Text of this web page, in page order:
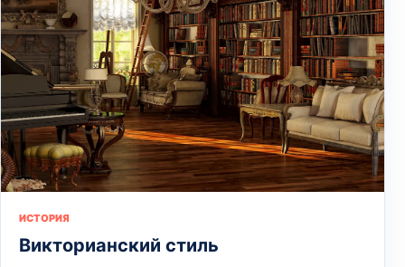
ИСТОРИЯ
Викторианский стиль